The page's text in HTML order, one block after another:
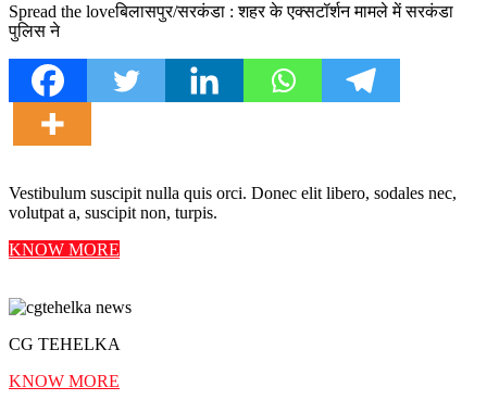
Spread the loveबिलासपुर/सरकंडा : शहर के एक्सटॉर्शन मामले में सरकंडा
पुलिस ने
Vestibulum suscipit nulla quis orci. Donec elit libero, sodales nec,
volutpat a, suscipit non, turpis.
KNOW MORE
CG TEHELKA
KNOW MORE